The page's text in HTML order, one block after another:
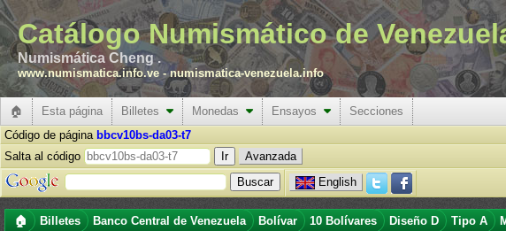
Catálogo Numismático de
Numismática Cheng .
www.numismatica.info.ve -numismatica-venezuela.info
🏠 Esta página Billetes Monedas Ensayos
Secciones
Código de página bbcv10bs-da03-t7
Salta al código
Avanzada
English
🏠 Billetes Banco Central de Venezuela Bolívar 10 Bolívares Diseño D Tipo A